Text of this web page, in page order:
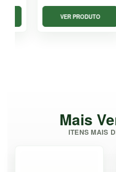
VER PRODUTO
Mais
ITENS MAIS